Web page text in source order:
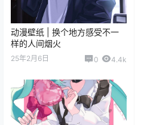
动漫壁纸 | 换个地方感受不一
样的人间烟火
25年2月6日 0 4.4k